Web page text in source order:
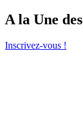
A la Une
Inscrivez-vous !